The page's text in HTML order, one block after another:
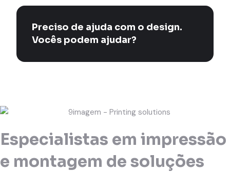
Preciso de ajuda com o design.
Vocês podem ajudar?
Especialistas em impressão
e montagem de soluções